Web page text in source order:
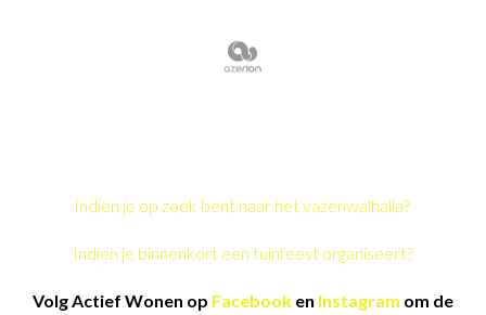
Indien je op zoek bent naar het vazenwalhalla?
Indien je binnenkort een tuinfeest organiseert?
Volg Actief Wonen op Facebook en Instagram om de